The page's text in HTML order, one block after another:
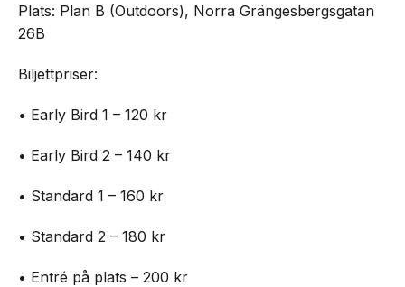
Plats: Plan B (Outdoors), Norra Grängesbergsgatan
26B
Biljettpriser:
• Early Bird 1 – 120 kr
• Early Bird 2 – 140 kr
• Standard 1 – 160 kr
• Standard 2 – 180 kr
• Entré på plats – 200 kr